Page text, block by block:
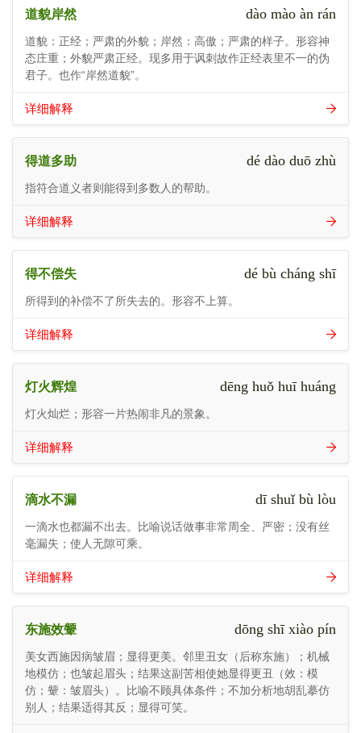
道貌岸然 dào mào àn rán
道貌：正经；严肃的外貌；岸然：高傲；严肃的样子。形容神
态庄重；外貌严肃正经。现多用于讽刺故作正经表里不一的伪
君子。也作“岸然道貌”。
详细解释
得道多助 dé dào duō zhù
指符合道义者则能得到多数人的帮助。
详细解释
得不偿失 dé bù cháng shī
所得到的补偿不了所失去的。形容不上算。
详细解释
灯火辉煌 dēng huǒ huī huáng
灯火灿烂；形容一片热闹非凡的景象。
详细解释
滴水不漏 dī shuǐ bù lòu
一滴水也都漏不出去。比喻说话做事非常周全、严密；没有丝
毫漏失；使人无隙可乘。
详细解释
东施效颦 dōng shī xiào pín
美女西施因病皱眉；显得更美。邻里丑女（后称东施）；机械
地模仿；也皱起眉头；结果这副苦相使她显得更丑（效：模
仿；颦：皱眉头）。比喻不顾具体条件；不加分析地胡乱摹仿
别人；结果适得其反；显得可笑。